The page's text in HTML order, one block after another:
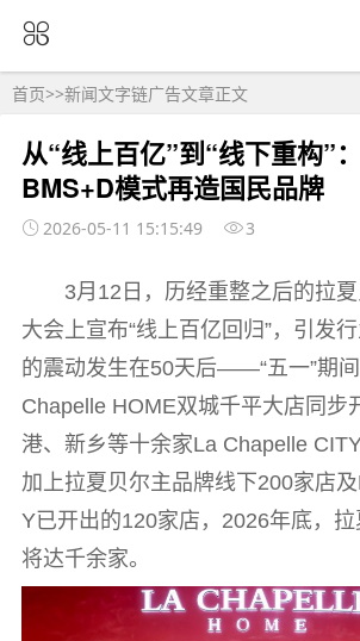
首页>>新闻文字链广告文章正文
从“线上百亿”到“线下重构”
BMS+D模式再造国民品牌
2026-05-11 15:15:49 3
3月12日，历经重整之后的拉
大会上宣布“线上百亿回归”，引发
的震动发生在50天后——“五一”期
Chapelle HOME双城千平大店同步
港、新乡等十余家La Chapelle
加上拉夏贝尔主品牌线下200家店
Y已开出的120家店，2026年底，
将达千余家。